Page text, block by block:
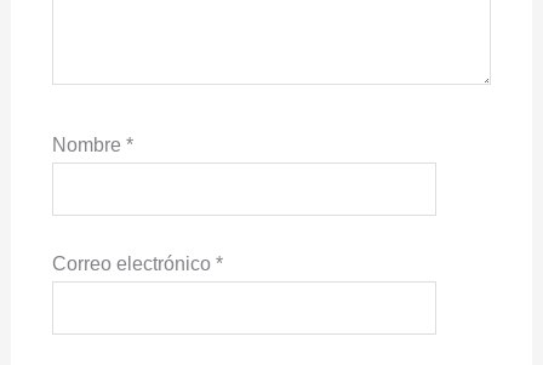
Nombre *
Correo electrónico *